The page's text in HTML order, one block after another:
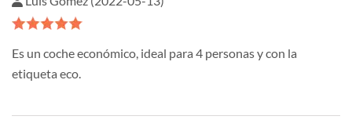
Es un coche económico, ideal para 4 personas y con la
etiqueta eco.